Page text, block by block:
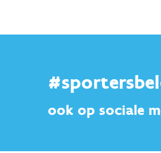
ook op sociale